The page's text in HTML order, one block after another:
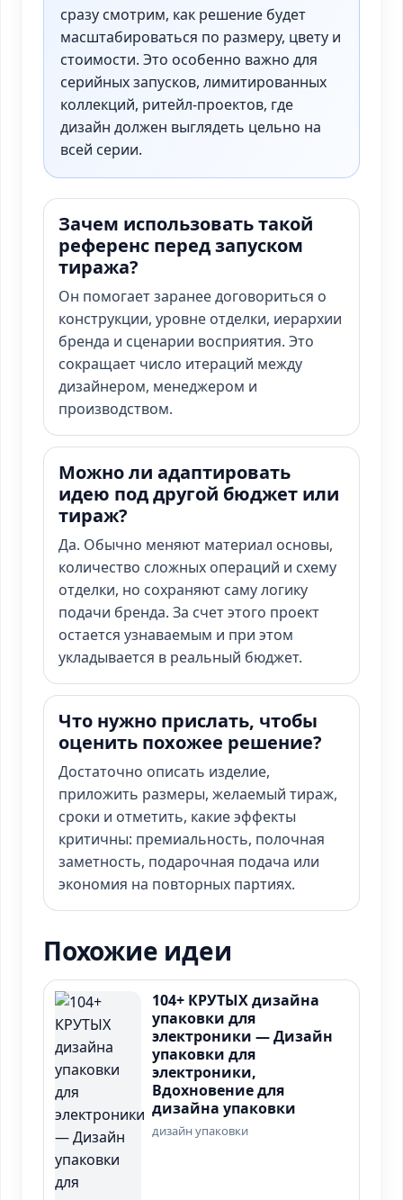
сразу смотрим, как решение будет
масштабироваться по размеру, цвету и
стоимости. Это особенно важно для
серийных запусков, лимитированных
коллекций, ритейл-проектов, где
дизайн должен выглядеть цельно на
всей серии.
Зачем использовать такой
референс перед запуском
тиража?
Он помогает заранее договориться о
конструкции, уровне отделки, иерархии
бренда и сценарии восприятия. Это
сокращает число итераций между
дизайнером, менеджером и
производством.
Можно ли адаптировать
идею под другой бюджет или
тираж?
Да. Обычно меняют материал основы,
количество сложных операций и схему
отделки, но сохраняют саму логику
подачи бренда. За счет этого проект
остается узнаваемым и при этом
укладывается в реальный бюджет.
Что нужно прислать, чтобы
оценить похожее решение?
Достаточно описать изделие,
приложить размеры, желаемый тираж,
сроки и отметить, какие эффекты
критичны: премиальность, полочная
заметность, подарочная подача или
экономия на повторных партиях.
Похожие идеи
104+ КРУТЫХ дизайна
упаковки для
электроники — Дизайн
упаковки для
электроники,
Вдохновение для
дизайна упаковки
дизайн упаковки